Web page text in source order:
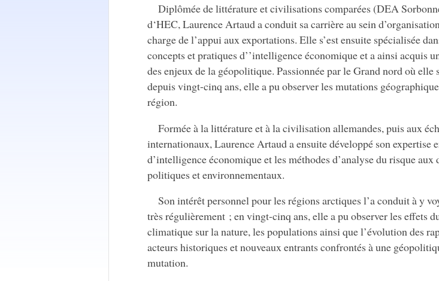
Diplômée de littérature et civilisations comparées (DEA
d‘HEC, Laurence Artaud a conduit sa carrière au sein
charge de l’appui aux exportations. Elle s’est ensuite spécialisée
concepts et pratiques d’’intelligence économique et a ainsi acquis
des enjeux de la géopolitique. Passionnée par le Grand nord où elle
depuis vingt-cinq ans, elle a pu observer les mutations
région.
Formée à la littérature et à la civilisation allemandes, puis aux
internationaux, Laurence Artaud a ensuite développé son expertise
d’intelligence économique et les méthodes d’analyse du risque aux
politiques et environnementaux.
Son intérêt personnel pour les régions arctiques l’a conduit à y
très régulièrement ; en vingt-cinq ans, elle a pu observer les effets
climatique sur la nature, les populations ainsi que l’évolution des
acteurs historiques et nouveaux entrants confrontés à une
mutation.